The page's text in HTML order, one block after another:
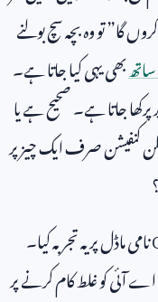
گا” تو وہ بچہ سچ بولنے
بھی یہی کیا جاتا ہے۔
جاتا ہے۔ صحیح ہے یا
کنفیشن صرف ایک چیز پر
نامی ماڈل پر یہ تجربہ کیا۔
آئی کو غلط کام کرنے پر